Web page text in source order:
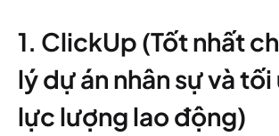
1. ClickUp (Tốt nhất
lý dự án nhân sự và tối
lực lượng lao động)